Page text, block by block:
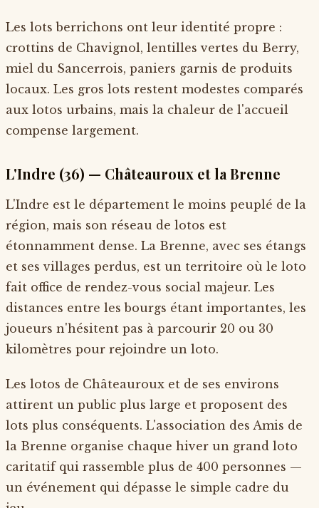
Les lots berrichons ont leur identité propre :
crottins de Chavignol, lentilles vertes du Berry,
miel du Sancerrois, paniers garnis de produits
locaux. Les gros lots restent modestes comparés
aux lotos urbains, mais la chaleur de l'accueil
compense largement.
L'Indre (36) — Châteauroux et la Brenne
L'Indre est le département le moins peuplé de la
région, mais son réseau de lotos est
étonnamment dense. La Brenne, avec ses étangs
et ses villages perdus, est un territoire où le loto
fait office de rendez-vous social majeur. Les
distances entre les bourgs étant importantes, les
joueurs n'hésitent pas à parcourir 20 ou 30
kilomètres pour rejoindre un loto.
Les lotos de Châteauroux et de ses environs
attirent un public plus large et proposent des
lots plus conséquents. L'association des Amis de
la Brenne organise chaque hiver un grand loto
caritatif qui rassemble plus de 400 personnes —
un événement qui dépasse le simple cadre du